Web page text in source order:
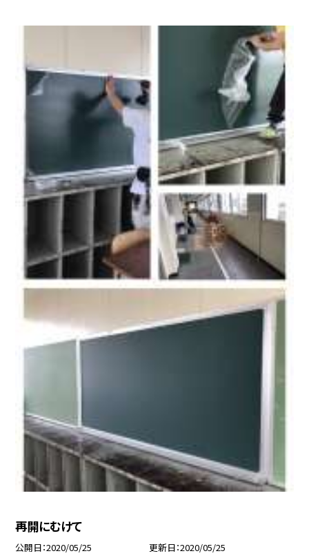
再開にむけて
公開日 2020/05/25 更新日 2020/05/25